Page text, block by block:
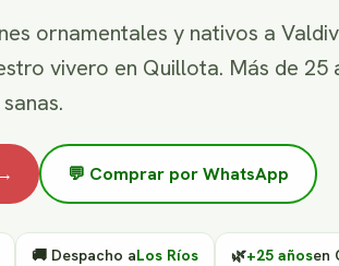
ornamentales y nativos a
vivero en Quillota. Más de 25
💬 Comprar por WhatsApp
🚚 Despacho aLos Ríos 🌿+25 añosen